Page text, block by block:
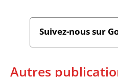
Suivez-nous sur
Autres